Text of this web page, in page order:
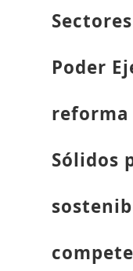
Poder
reforma
Sólidos